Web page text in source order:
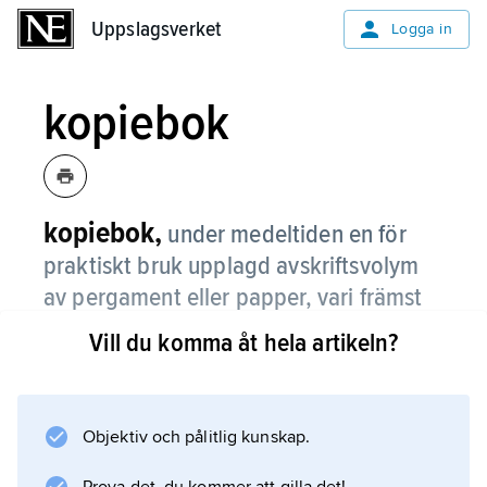
Uppslagsverket Logga in
kopiebok
kopiebok, under medeltiden en för
praktiskt bruk upplagd avskriftsvolym
av pergament eller papper, vari främst
ingående men även utgående
handlingar infördes.
värdefulla originaldokumenten med deras
Vill du komma åt hela artikeln?
Objektiv och pålitlig kunskap.